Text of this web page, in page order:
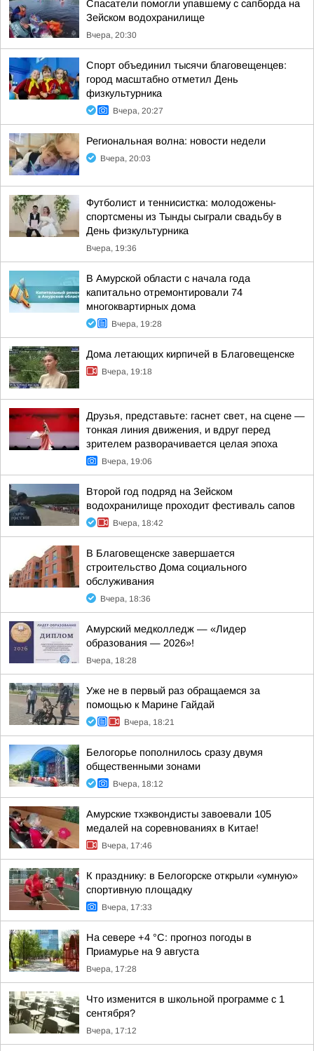
Спасатели помогли упавшему с сапборда на
Зейском водохранилище
Вчера, 20:30
Спорт объединил тысячи благовещенцев:
город масштабно отметил День
физкультурника
Вчера, 20:27
Региональная волна: новости недели
Вчера, 20:03
Футболист и теннисистка: молодожены-
спортсмены из Тынды сыграли свадьбу в
День физкультурника
Вчера, 19:36
В Амурской области с начала года
капитально отремонтировали 74
многоквартирных дома
Вчера, 19:28
Дома летающих кирпичей в Благовещенске
Вчера, 19:18
Друзья, представьте: гаснет свет, на сцене —
тонкая линия движения, и вдруг перед
зрителем разворачивается целая эпоха
Вчера, 19:06
Второй год подряд на Зейском
водохранилище проходит фестиваль сапов
Вчера, 18:42
В Благовещенске завершается
строительство Дома социального
обслуживания
Вчера, 18:36
Амурский медколледж — «Лидер
образования — 2026»!
Вчера, 18:28
Уже не в первый раз обращаемся за
помощью к Марине Гайдай
Вчера, 18:21
Белогорье пополнилось сразу двумя
общественными зонами
Вчера, 18:12
Амурские тхэквондисты завоевали 105
медалей на соревнованиях в Китае!
Вчера, 17:46
К празднику: в Белогорске открыли «умную»
спортивную площадку
Вчера, 17:33
На севере +4 °С: прогноз погоды в
Приамурье на 9 августа
Вчера, 17:28
Что изменится в школьной программе с 1
сентября?
Вчера, 17:12